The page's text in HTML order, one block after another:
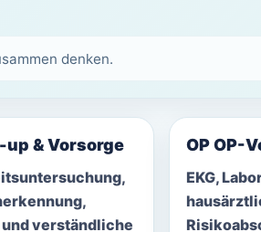
denken.
& Vorsorge
verständliche
OP OP-
EKG,